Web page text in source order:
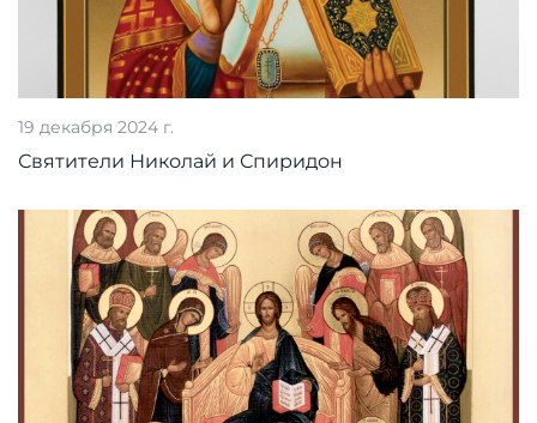
19 декабря 2024 г.
Святители Николай и Спиридон